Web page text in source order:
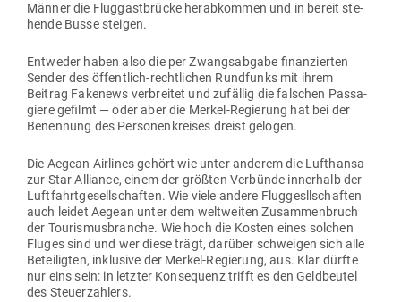
Männer die Flug­gast­brücke her­ab­kommen und in bereit ste­
hende Busse steigen.
Ent­weder haben also die per Zwangs­abgabe finan­zierten
Sender des öffentlich-recht­lichen Rund­funks mit ihrem
Beitrag Fakenews ver­breitet und zufällig die fal­schen Pas­sa­
giere gefilmt — oder aber die Merkel-Regierung hat bei der
Benennung des Per­so­nen­kreises dreist gelogen.
Die Aegean Air­lines gehört wie unter anderem die Luft­hansa
zur Star Alliance, einem der größten Ver­bünde innerhalb der
Luft­fahrt­ge­sell­schaften. Wie viele andere Flug­gesll­schaften
auch leidet Aegean unter dem welt­weiten Zusam­men­bruch
der Tou­ris­mus­branche. Wie hoch die Kosten eines solchen
Fluges sind und wer diese trägt, darüber schweigen sich alle
Betei­ligten, inklusive der Merkel-Regierung, aus. Klar dürfte
nur eins sein: in letzter Kon­se­quenz trifft es den Geld­beutel
des Steuerzahlers.